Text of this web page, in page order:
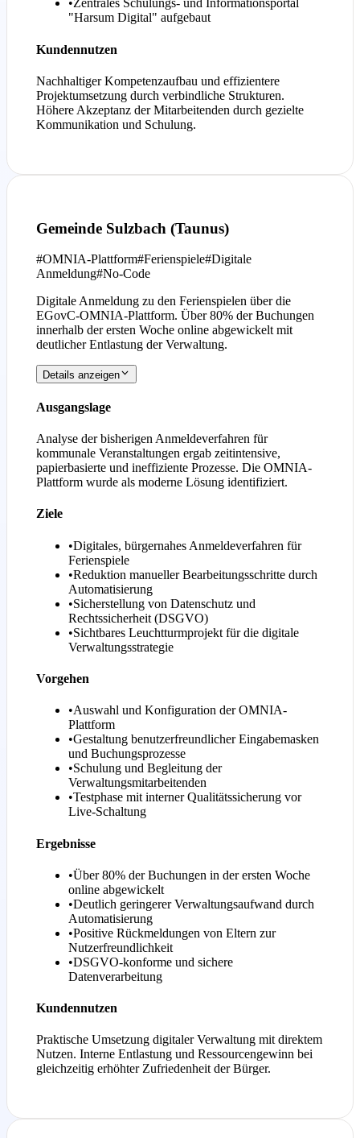
•Zentrales Schulungs- und Informationsportal
"Harsum Digital" aufgebaut
Kundennutzen
Nachhaltiger Kompetenzaufbau und effizientere
Projektumsetzung durch verbindliche Strukturen.
Höhere Akzeptanz der Mitarbeitenden durch gezielte
Kommunikation und Schulung.
Gemeinde Sulzbach (Taunus)
#OMNIA-Plattform#Ferienspiele#Digitale
Anmeldung#No-Code
Digitale Anmeldung zu den Ferienspielen über die
EGovC-OMNIA-Plattform. Über 80% der Buchungen
innerhalb der ersten Woche online abgewickelt mit
deutlicher Entlastung der Verwaltung.
Details anzeigen
Ausgangslage
Analyse der bisherigen Anmeldeverfahren für
kommunale Veranstaltungen ergab zeitintensive,
papierbasierte und ineffiziente Prozesse. Die OMNIA-
Plattform wurde als moderne Lösung identifiziert.
Ziele
•Digitales, bürgernahes Anmeldeverfahren für
Ferienspiele
•Reduktion manueller Bearbeitungsschritte durch
Automatisierung
•Sicherstellung von Datenschutz und
Rechtssicherheit (DSGVO)
•Sichtbares Leuchtturmprojekt für die digitale
Verwaltungsstrategie
Vorgehen
•Auswahl und Konfiguration der OMNIA-
Plattform
•Gestaltung benutzerfreundlicher Eingabemasken
und Buchungsprozesse
•Schulung und Begleitung der
Verwaltungsmitarbeitenden
•Testphase mit interner Qualitätssicherung vor
Live-Schaltung
Ergebnisse
•Über 80% der Buchungen in der ersten Woche
online abgewickelt
•Deutlich geringerer Verwaltungsaufwand durch
Automatisierung
•Positive Rückmeldungen von Eltern zur
Nutzerfreundlichkeit
•DSGVO-konforme und sichere
Datenverarbeitung
Kundennutzen
Praktische Umsetzung digitaler Verwaltung mit direktem
Nutzen. Interne Entlastung und Ressourcengewinn bei
gleichzeitig erhöhter Zufriedenheit der Bürger.